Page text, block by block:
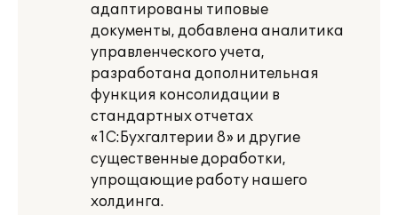
адаптированы типовые
документы, добавлена аналитика
управленческого учета,
разработана дополнительная
функция консолидации в
стандартных отчетах
«1С:Бухгалтерии 8» и другие
существенные доработки,
упрощающие работу нашего
холдинга.